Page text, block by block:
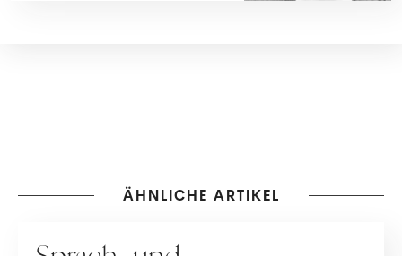
ÄHNLICHE ARTIKEL